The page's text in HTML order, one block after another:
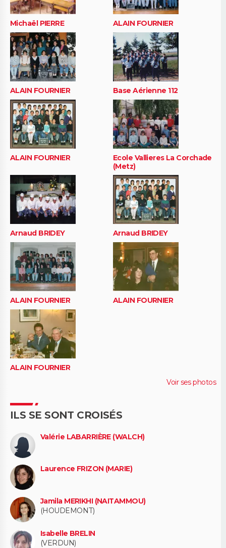
Michaël PIERRE ALAIN FOURNIER
ALAIN FOURNIER Base Aérienne 112
ALAIN FOURNIER
Ecole Vallieres La Corchade
(Metz)
Arnaud BRIDEY Arnaud BRIDEY
ALAIN FOURNIER ALAIN FOURNIER
ALAIN FOURNIER
Voir ses photos
ILS SE SONT CROISÉS
Valérie LABARRIÈRE (WALCH)
Laurence FRIZON (MARIE)
Jamila MERIKHI (NAITAMMOU)
(HOUDEMONT)
Isabelle BRELIN
(VERDUN)